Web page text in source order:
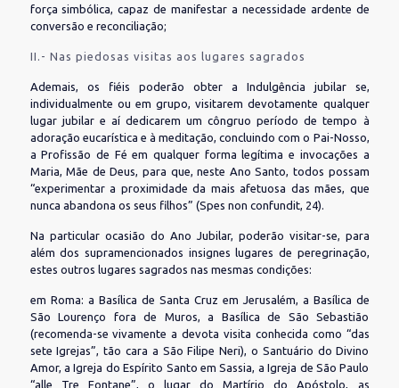
força simbólica, capaz de manifestar a necessidade ardente de
conversão e reconciliação;
II.- Nas piedosas visitas aos lugares sagrados
Ademais, os fiéis poderão obter a Indulgência jubilar se,
individualmente ou em grupo, visitarem devotamente qualquer
lugar jubilar e aí dedicarem um côngruo período de tempo à
adoração eucarística e à meditação, concluindo com o Pai-Nosso,
a Profissão de Fé em qualquer forma legítima e invocações a
Maria, Mãe de Deus, para que, neste Ano Santo, todos possam
“experimentar a proximidade da mais afetuosa das mães, que
nunca abandona os seus filhos” (Spes non confundit, 24).
Na particular ocasião do Ano Jubilar, poderão visitar-se, para
além dos supramencionados insignes lugares de peregrinação,
estes outros lugares sagrados nas mesmas condições:
em Roma: a Basílica de Santa Cruz em Jerusalém, a Basílica de
São Lourenço fora de Muros, a Basílica de São Sebastião
(recomenda-se vivamente a devota visita conhecida como “das
sete Igrejas”, tão cara a São Filipe Neri), o Santuário do Divino
Amor, a Igreja do Espírito Santo em Sassia, a Igreja de São Paulo
“alle Tre Fontane”, o lugar do Martírio do Apóstolo, as